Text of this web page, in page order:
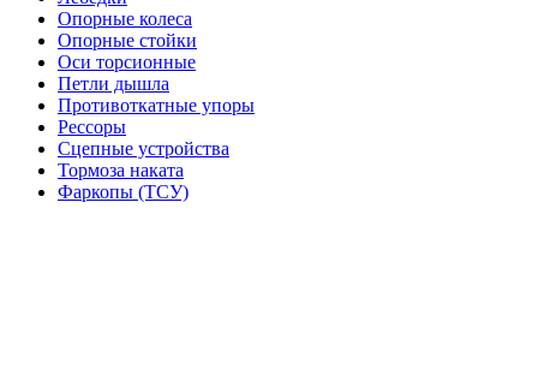
Опорные колеса
Опорные стойки
Оси торсионные
Петли дышла
Противоткатные упоры
Рессоры
Сцепные устройства
Тормоза наката
Фаркопы (ТСУ)